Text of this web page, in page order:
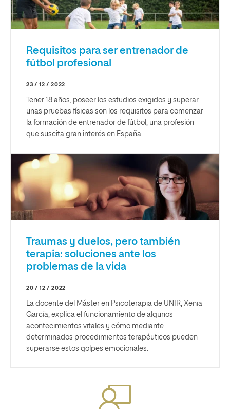
Requisitos para ser entrenador de
fútbol profesional
23 / 12 / 2022
Tener 18 años, poseer los estudios exigidos y superar
unas pruebas físicas son los requisitos para comenzar
la formación de entrenador de fútbol, una profesión
que suscita gran interés en España.
Traumas y duelos, pero también
terapia: soluciones ante los
problemas de la vida
20 / 12 / 2022
La docente del Máster en Psicoterapia de UNIR, Xenia
García, explica el funcionamiento de algunos
acontecimientos vitales y cómo mediante
determinados procedimientos terapéuticos pueden
superarse estos golpes emocionales.